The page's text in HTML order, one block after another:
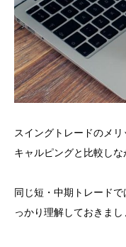
スイングトレードのメ
キャルピングと比較しな
同じ短・中期トレード
っかり理解しておきまし